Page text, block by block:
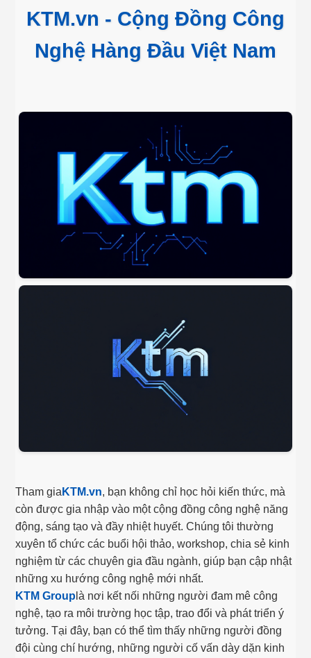
KTM.vn - Cộng Đồng Công
Nghệ Hàng Đầu Việt Nam
Tham giaKTM.vn, bạn không chỉ học hỏi kiến thức, mà
còn được gia nhập vào một cộng đồng công nghệ năng
động, sáng tạo và đầy nhiệt huyết. Chúng tôi thường
xuyên tổ chức các buổi hội thảo, workshop, chia sẻ kinh
nghiệm từ các chuyên gia đầu ngành, giúp bạn cập nhật
những xu hướng công nghệ mới nhất.
KTM Group là nơi kết nối những người đam mê công
nghệ, tạo ra môi trường học tập, trao đổi và phát triển ý
tưởng. Tại đây, bạn có thể tìm thấy những người đồng
đội cùng chí hướng, những người cố vấn dày dặn kinh